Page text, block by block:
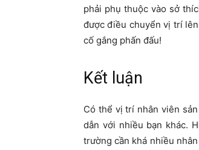
phải phụ thuộc vào sở
được điều chuyển vị trí
cố gắng phấn đấu!
Kết luận
Có thể vị trí nhân viên
dẫn với nhiều bạn khác.
trường cần khá nhiều